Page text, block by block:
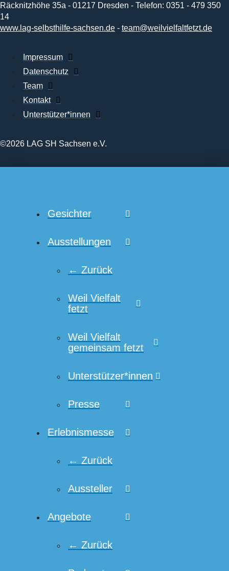
Räcknitzhöhe 35a - 01217 Dresden - Telefon: 0351 - 479 350
14
www.lag-selbsthilfe-sachsen.de - team@weilvielfaltfetzt.de
Impressum
Datenschutz
Team
Kontakt
Unterstützer*innen
©2026 LAG SH Sachsen e.V.
Gesichter
Ausstellungen
← Zurück
Weil Vielfalt
fetzt
Weil Vielfalt
gemeinsam fetzt
Unterstützer*innen
Presse
Erlebnismesse
← Zurück
Aussteller
Angebote
← Zurück